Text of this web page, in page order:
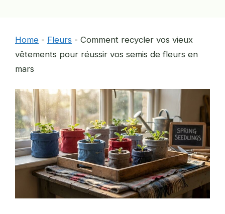
Home - Fleurs - Comment recycler vos vieux
vêtements pour réussir vos semis de fleurs en
mars